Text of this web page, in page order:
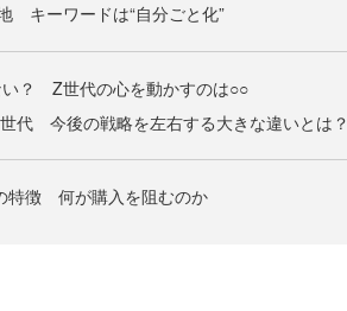
キーワードは“自分ごと化”
い？ Z世代の心を動かすのは○○
世代 今後の戦略を左右する大きな違いとは？
特徴 何が購入を阻むのか